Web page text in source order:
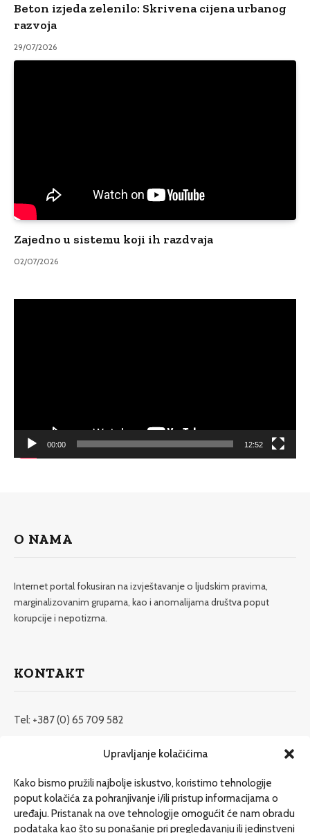
Upravljanje kolačićima
Kako bismo pružili najbolje iskustvo, koristimo tehnologije
poput kolačića za pohranjivanje i/ili pristup informacijama o
uređaju. Pristanak na ove tehnologije omogućit će nam obradu
podataka kao što su ponašanje pri pregledavanju ili jedinstveni
Beton izjeda zelenilo: Skrivena cijena urbanog
razvoja
29/07/2026
Zajedno u sistemu koji ih razdvaja
02/07/2026
00:00 12:52
O NAMA
Internet portal fokusiran na izvještavanje o ljudskim pravima,
marginalizovanim grupama, kao i anomalijama društva poput
korupcije i nepotizma.
KONTAKT
Tel: +387 (0) 65 709 582
redakcija@etrafika.net
Dosije